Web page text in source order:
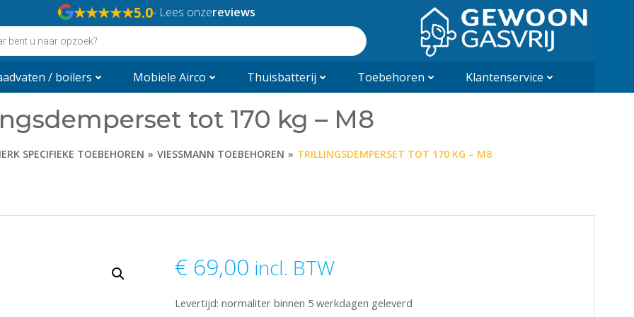
★★★★★5.0- Lees onzereviews
/ boilers Mobiele Airco Thuisbatterij Toebehoren Klantenservice
tot 170 kg – M8
SPECIFIEKE TOEBEHOREN VIESSMANN TOEBEHOREN TRILLINGSDEMPERSET TOT 170 KG – M8
€69,00 incl. BTW
Levertijd: normaliter binnen 5 werkdagen geleverd